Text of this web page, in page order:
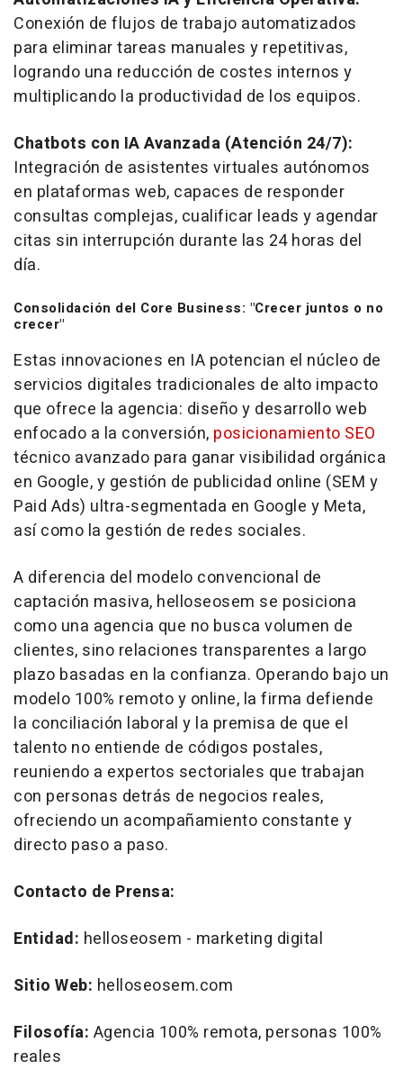
Conexión de flujos de trabajo automatizados
para eliminar tareas manuales y repetitivas,
logrando una reducción de costes internos y
multiplicando la productividad de los equipos.
Chatbots con IA Avanzada (Atención 24/7):
Integración de asistentes virtuales autónomos
en plataformas web, capaces de responder
consultas complejas, cualificar leads y agendar
citas sin interrupción durante las 24 horas del
día.
Consolidación del Core Business: "Crecer juntos o no
crecer"
Estas innovaciones en IA potencian el núcleo de
servicios digitales tradicionales de alto impacto
que ofrece la agencia: diseño y desarrollo web
enfocado a la conversión, posicionamiento SEO
técnico avanzado para ganar visibilidad orgánica
en Google, y gestión de publicidad online (SEM y
Paid Ads) ultra-segmentada en Google y Meta,
así como la gestión de redes sociales.
A diferencia del modelo convencional de
captación masiva, helloseosem se posiciona
como una agencia que no busca volumen de
clientes, sino relaciones transparentes a largo
plazo basadas en la confianza. Operando bajo un
modelo 100% remoto y online, la firma defiende
la conciliación laboral y la premisa de que el
talento no entiende de códigos postales,
reuniendo a expertos sectoriales que trabajan
con personas detrás de negocios reales,
ofreciendo un acompañamiento constante y
directo paso a paso.
Contacto de Prensa:
Entidad: helloseosem - marketing digital
Sitio Web: helloseosem.com
Filosofía: Agencia 100% remota, personas 100%
reales